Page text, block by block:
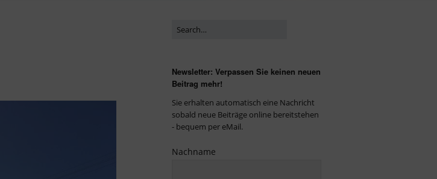
Newsletter: Verpassen Sie keinen neuen
Beitrag mehr!
Sie erhalten automatisch eine Nachricht
sobald neue Beiträge online bereitstehen
- bequem per eMail.
Nachname